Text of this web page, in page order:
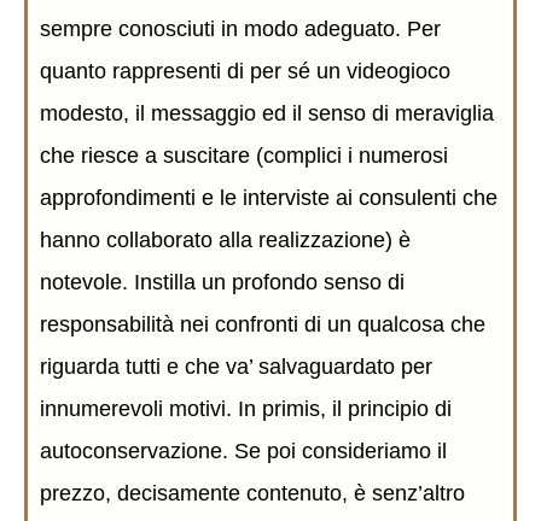
sempre conosciuti in modo adeguato. Per
quanto rappresenti di per sé un videogioco
modesto, il messaggio ed il senso di meraviglia
che riesce a suscitare (complici i numerosi
approfondimenti e le interviste ai consulenti che
hanno collaborato alla realizzazione) è
notevole. Instilla un profondo senso di
responsabilità nei confronti di un qualcosa che
riguarda tutti e che va’ salvaguardato per
innumerevoli motivi. In primis, il principio di
autoconservazione. Se poi consideriamo il
prezzo, decisamente contenuto, è senz’altro